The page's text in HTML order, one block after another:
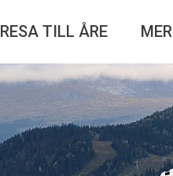
RESA TILL ÅRE MER